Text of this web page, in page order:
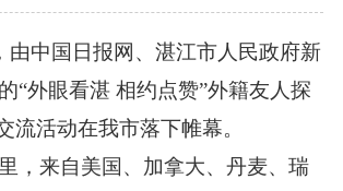
中国日报网、湛江市人民政府新
“外眼看湛 相约点赞”外籍友人探
流活动在我市落下帷幕。
来自美国、加拿大、丹麦、瑞